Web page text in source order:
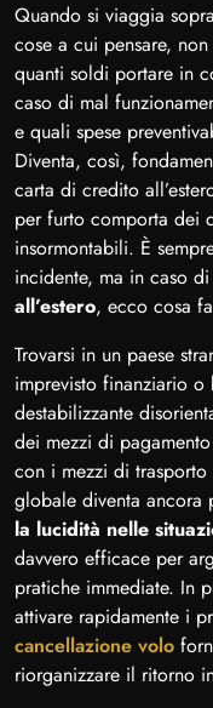
Quando si viaggia
cose a cui pensare,
quanti soldi portare in
caso di mal
e quali spese
Diventa, così,
carta di credito
per furto comporta dei
insormontabili. È
incidente, ma in caso di
all’estero, ecco cosa
Trovarsi in un paese
imprevisto finanziario
destabilizzante
dei mezzi di
con i mezzi di
globale diventa ancora
la lucidità nelle
davvero efficace per
pratiche immediate. In
attivare rapidamente i
cancellazione volo
riorganizzare il ritorno